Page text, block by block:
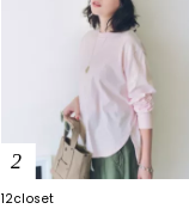
2
12closet